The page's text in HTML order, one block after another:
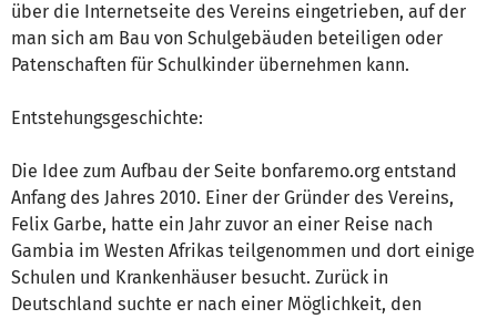
über die Internetseite des Vereins eingetrieben, auf der
man sich am Bau von Schulgebäuden beteiligen oder
Patenschaften für Schulkinder übernehmen kann.
Entstehungsgeschichte:
Die Idee zum Aufbau der Seite bonfaremo.org entstand
Anfang des Jahres 2010. Einer der Gründer des Vereins,
Felix Garbe, hatte ein Jahr zuvor an einer Reise nach
Gambia im Westen Afrikas teilgenommen und dort einige
Schulen und Krankenhäuser besucht. Zurück in
Deutschland suchte er nach einer Möglichkeit, den